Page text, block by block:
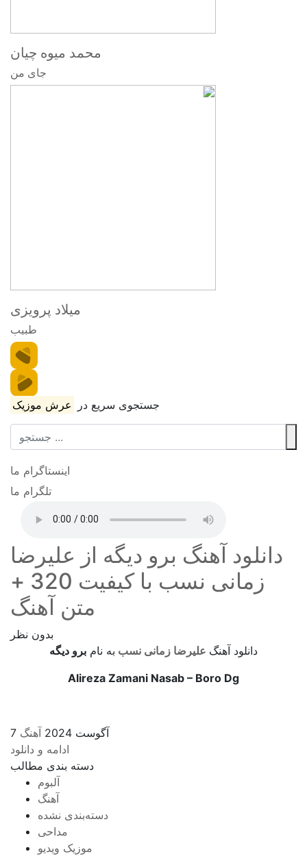
محمد میوه چیان
جای من
میلاد پرویزی
طبیب
جستجوی سریع در عرش موزیک
اینستاگرام ما
تلگرام ما
دانلود آهنگ برو دیگه از علیرضا
زمانی نسب با کیفیت 320 +
متن آهنگ
بدون نظر
دانلود آهنگ علیرضا زمانی نسب به نام برو دیگه
Alireza Zamani Nasab – Boro Dg
7 آگوست 2024
آهنگ
ادامه و دانلود
دسته بندی مطالب
آلبوم
آهنگ
دسته‌بندی نشده
مداحی
موزیک ویدیو